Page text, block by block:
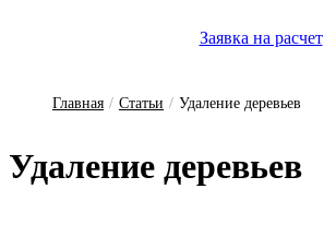
Заявка на расчет
Главная / Статьи / Удаление деревьев
Удаление деревьев